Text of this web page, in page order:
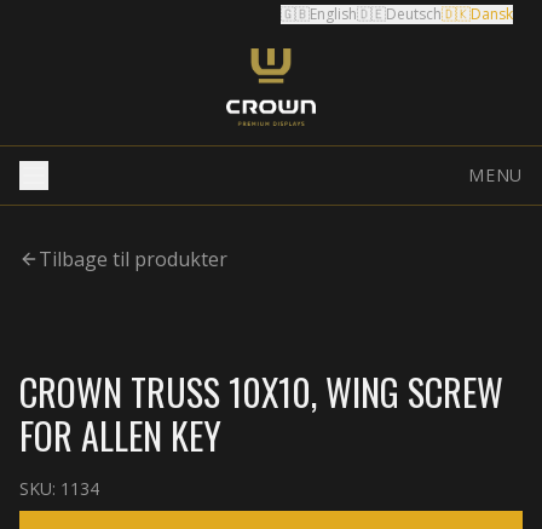
🇬🇧English🇩🇪Deutsch🇩🇰Dansk
MENU
Tilbage til produkter
CROWN TRUSS 10X10, WING SCREW
FOR ALLEN KEY
SKU: 1134